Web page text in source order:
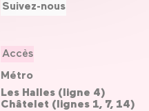
Accès
Métro
Les Halles (ligne 4)
Châtelet (lignes 1, 7, 14)
Suivez-nous